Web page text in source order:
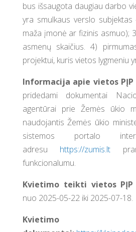
bus išsaugota daugiau darbo
yra smulkaus verslo
maža įmonė ar fizinis asmuo);
asmenų skaičius. 4)
projektui, kuris vietos lygmeniu
Informacija apie vietos
pridedami dokumentai
agentūrai prie Žemės ūkio
naudojantis Žemės ūkio
sistemos portalo
adresu https://zumis.lt
funkcionalumu.
Kvietimo teikti vietos
nuo 2025-05-22 iki 2025-07-18.
Kvietimo